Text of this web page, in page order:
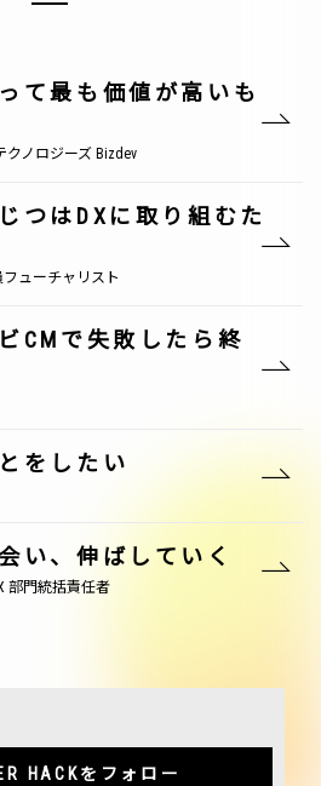
て最も価値が高いも
ノロジーズ Bizdev
つはDXに取り組むた
ューチャリスト
CMで失敗したら終
をしたい
い、伸ばしていく
部門統括責任者
HACKをフォロー